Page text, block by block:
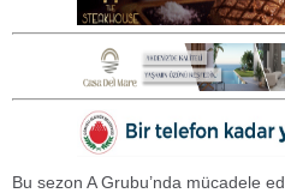
Bu sezon A Grubu’nda mücadele